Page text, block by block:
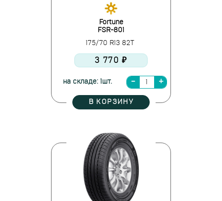
Fortune
FSR-801
175/70 R13 82T
3 770 ₽
на складе: 1шт.
В КОРЗИНУ